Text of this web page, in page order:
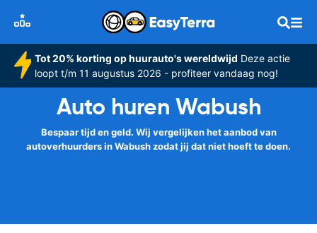
Tot 20% korting op huurauto's wereldwijd Deze actie
loopt t/m 11 augustus 2026 - profiteer vandaag nog!
Auto huren Wabush
Bespaar tijd en geld. Wij vergelijken het aanbod van
autoverhuurders in Wabush zodat jij dat niet hoeft te doen.